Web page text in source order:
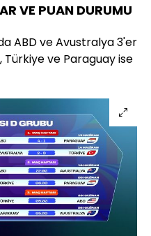
VE PUAN DURUMU
ABD ve Avustralya 3'er
Türkiye ve Paraguay ise